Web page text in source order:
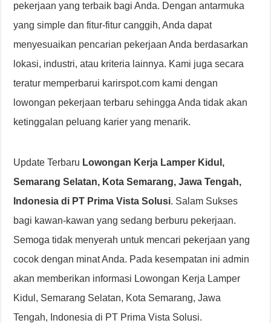
pekerjaan yang terbaik bagi Anda. Dengan antarmuka
yang simple dan fitur-fitur canggih, Anda dapat
menyesuaikan pencarian pekerjaan Anda berdasarkan
lokasi, industri, atau kriteria lainnya. Kami juga secara
teratur memperbarui karirspot.com kami dengan
lowongan pekerjaan terbaru sehingga Anda tidak akan
ketinggalan peluang karier yang menarik.
Update Terbaru Lowongan Kerja Lamper Kidul,
Semarang Selatan, Kota Semarang, Jawa Tengah,
Indonesia di PT Prima Vista Solusi. Salam Sukses
bagi kawan-kawan yang sedang berburu pekerjaan.
Semoga tidak menyerah untuk mencari pekerjaan yang
cocok dengan minat Anda. Pada kesempatan ini admin
akan memberikan informasi Lowongan Kerja Lamper
Kidul, Semarang Selatan, Kota Semarang, Jawa
Tengah, Indonesia di PT Prima Vista Solusi.